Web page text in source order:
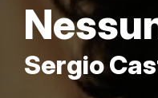
Sergio